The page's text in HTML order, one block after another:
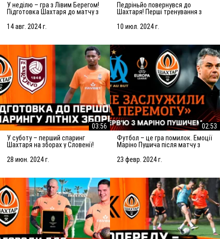
У неділю – гра з Лівим Берегом!
Підготовка Шахтаря до матчу з
14 авг. 2024 г.
Педріньйо повернувся до
Шахтаря! Перші тренування з
10 июл. 2024 г.
03:56
У суботу – перший спаринг
Шахтаря на зборах у Словенії!
Сараєвом
28 июн. 2024 г.
02:53
Футбол – це гра помилок. Емоції
Маріно Пушича після матчу з
23 февр. 2024 г.